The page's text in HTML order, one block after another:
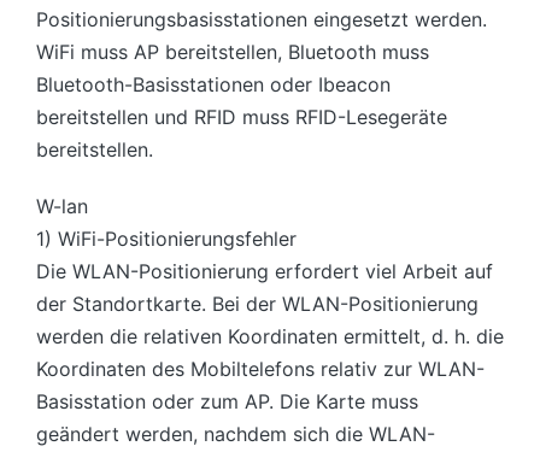
Positionierungsbasisstationen eingesetzt werden.
WiFi muss AP bereitstellen, Bluetooth muss
Bluetooth-Basisstationen oder Ibeacon
bereitstellen und RFID muss RFID-Lesegeräte
bereitstellen.
W-lan
1) WiFi-Positionierungsfehler
Die WLAN-Positionierung erfordert viel Arbeit auf
der Standortkarte. Bei der WLAN-Positionierung
werden die relativen Koordinaten ermittelt, d. h. die
Koordinaten des Mobiltelefons relativ zur WLAN-
Basisstation oder zum AP. Die Karte muss
geändert werden, nachdem sich die WLAN-